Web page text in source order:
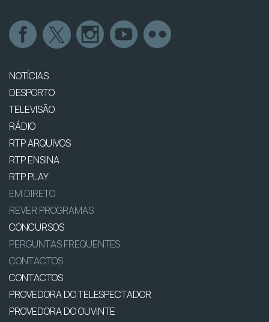
NOTÍCIAS
DESPORTO
TELEVISÃO
RÁDIO
RTP ARQUIVOS
RTP ENSINA
RTP PLAY
EM DIRETO
REVER PROGRAMAS
CONCURSOS
PERGUNTAS FREQUENTES
CONTACTOS
CONTACTOS
PROVEDORA DO TELESPECTADOR
PROVEDORA DO OUVINTE